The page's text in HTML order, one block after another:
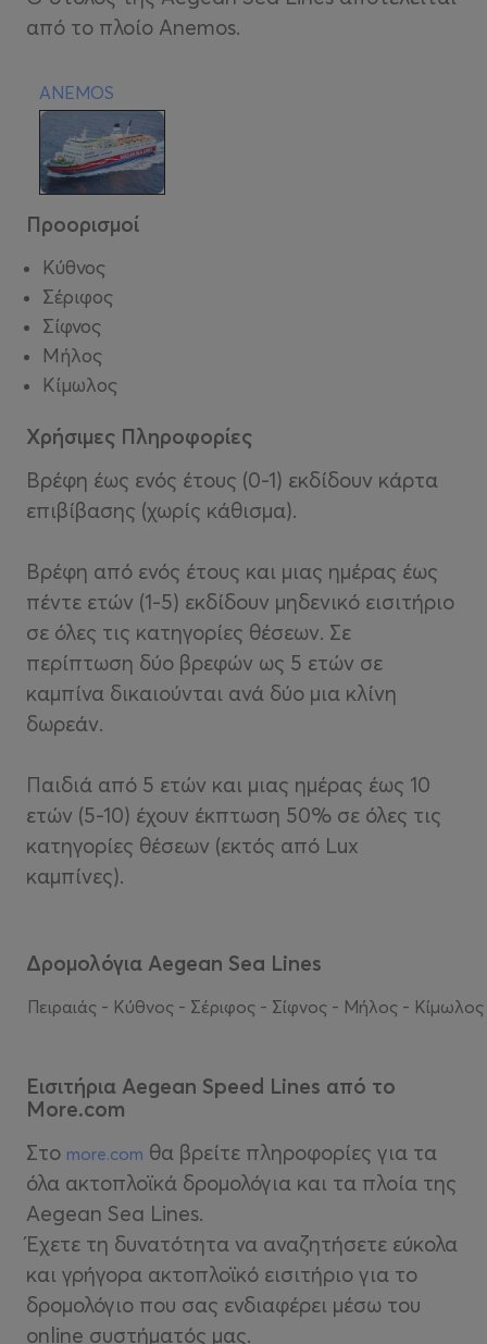
από το πλοίο Anemos.
ANEMOS
Προορισμοί
Κύθνος
Σέριφος
Σίφνος
Μήλος
Κίμωλος
Χρήσιμες Πληροφορίες
Βρέφη έως ενός έτους (0-1) εκδίδουν κάρτα
επιβίβασης (χωρίς κάθισμα).
Βρέφη από ενός έτους και μιας ημέρας έως
πέντε ετών (1-5) εκδίδουν μηδενικό εισιτήριο
σε όλες τις κατηγορίες θέσεων. Σε
περίπτωση δύο βρεφών ως 5 ετών σε
καμπίνα δικαιούνται ανά δύο μια κλίνη
δωρεάν.
Παιδιά από 5 ετών και μιας ημέρας έως 10
ετών (5-10) έχουν έκπτωση 50% σε όλες τις
κατηγορίες θέσεων (εκτός από Lux
καμπίνες).
Δρομολόγια Aegean Sea Lines
Πειραιάς - Κύθνος - Σέριφος - Σίφνος - Μήλος - Κίμωλος
Εισιτήρια Aegean Speed Lines από το
More.com
Στο more.com θα βρείτε πληροφορίες για τα
όλα ακτοπλοϊκά δρομολόγια και τα πλοία της
Aegean Sea Lines.
Έχετε τη δυνατότητα να αναζητήσετε εύκολα
και γρήγορα ακτοπλοϊκό εισιτήριο για το
δρομολόγιο που σας ενδιαφέρει μέσω του
online συστήματός μας.